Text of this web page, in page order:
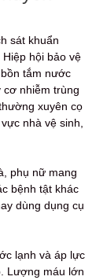
sát khuẩn
hội bảo vệ
tắm nước
cơ nhiễm trùng
xuyên cọ
nhà vệ sinh,
phụ nữ mang
bệnh tật khác
dùng dụng cụ
lạnh và áp lực
Lượng máu lớn